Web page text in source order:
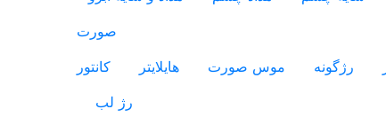
صورت
رژگونه موس صورت هایلایتر
کانتور
رژ لب